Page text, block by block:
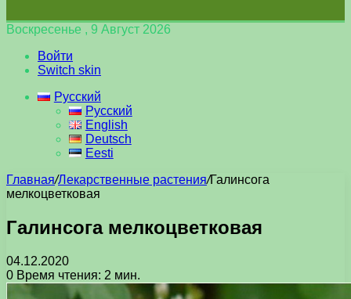
Воскресенье , 9 Август 2026
Войти
Switch skin
Русский
Русский
English
Deutsch
Eesti
Главная/Лекарственные растения/Галинсога
мелкоцветковая
Галинсога мелкоцветковая
04.12.2020
0 Время чтения: 2 мин.